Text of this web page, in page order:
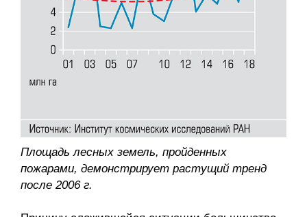
Площадь лесных земель, пройденных
пожарами, демонстрирует растущий тренд
после 2006 г.